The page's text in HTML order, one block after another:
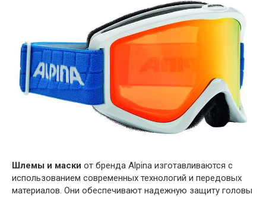
Шлемы и маски от бренда Alpina изготавливаются с
использованием современных технологий и передовых
материалов. Они обеспечивают надежную защиту головы